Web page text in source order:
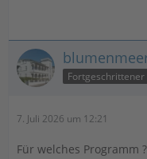
Fortgeschrittener
7. Juli 2026 um 12:21
Für welches Programm ?